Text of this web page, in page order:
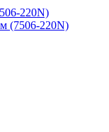
(7506-220N)